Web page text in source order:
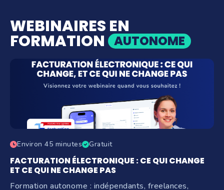
WEBINAIRES EN
FORMATION AUTONOME
Environ 45 minutes Gratuit
FACTURATION ÉLECTRONIQUE : CE QUI CHANGE
ET CE QUI NE CHANGE PAS
Formation autonome : indépendants, freelances,